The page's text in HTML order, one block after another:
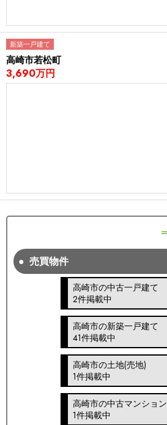
新築一戸建て
高崎市若松町
3,690万円
売買物件
高崎市の中古一戸建て
2件掲載中
高崎市の新築一戸建て
41件掲載中
高崎市の土地(売地)
1件掲載中
高崎市の中古マンション
1件掲載中